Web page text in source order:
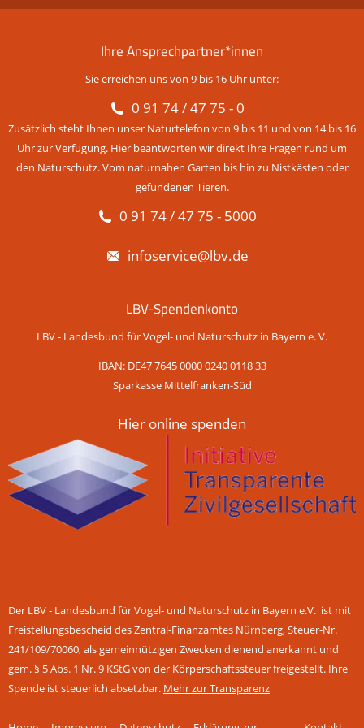
Ihre Ansprechpartner*innen
Sie erreichen uns von 9 bis 16 Uhr unter:
0 91 74 / 47 75 - 0
Zusätzlich steht Ihnen unser Naturtelefon von 9 bis 11 und von 14 bis 16
Uhr zur Verfügung. Hier beantworten wir direkt Ihre Fragen rund um
den Naturschutz. Vom naturnahen Garten bis hin zu Nistkästen oder
gefundenen Tieren.
0 91 74 / 47 75 - 5000
infoservice@lbv.de
LBV-Spendenkonto
LBV - Landesbund für Vogel- und Naturschutz in Bayern e. V.
IBAN: DE47 7645 0000 0240 0118 33
Sparkasse Mittelfranken-Süd
Hier online spenden
Der LBV - Landesbund für Vogel- und Naturschutz in Bayern e.V. ist mit
Freistellungsbescheid des Zentral-Finanzamtes Nürnberg, Steuer-Nr.
241/109/70060, als gemeinnützigen Zwecken dienend anerkannt und
gem. § 5 Abs. 1 Nr. 9 KStG von der Körperschaftssteuer freigestellt. Ihre
Spende ist steuerlich absetzbar. Mehr zur Transparenz